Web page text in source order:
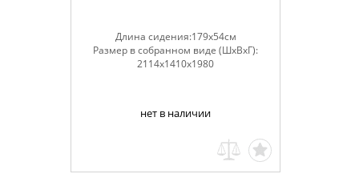
Длина сидения:179х54см
Размер в собранном виде (ШхВхГ):
2114х1410х1980
нет в наличии